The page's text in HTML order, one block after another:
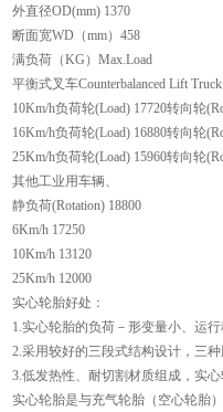
外直径OD(mm) 1370
断面宽WD（mm）458
满负荷（KG）Max.Load
平衡式叉车Counterbalanced Lift Truck
10Km/h负荷轮(Load) 17720转向轮
16Km/h负荷轮(Load) 16880转向轮
25Km/h负荷轮(Load) 15960转向轮
其他工业用车辆、
静负荷(Rotation) 18800
6Km/h 17250
10Km/h 13120
25Km/h 12000
实心轮胎好处：
1.实心轮胎的负荷－形变量小、运
2.采用较好的三段式结构设计，三
3.低发热性、耐切割材质组成，实
实心轮胎是与充气轮胎（空心轮胎